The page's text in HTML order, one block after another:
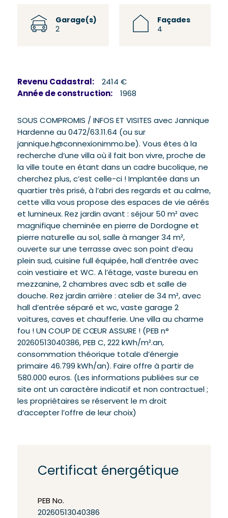
Garage(s)
2
Façades
4
Revenu Cadastral:
2414 €
Année de construction:
1968
SOUS COMPROMIS / INFOS ET VISITES avec Jannique
Hardenne au 0472/63.11.64 (ou sur
jannique.h@connexionimmo.be). Vous êtes à la
recherche d’une villa où il fait bon vivre, proche de
la ville toute en étant dans un cadre bucolique, ne
cherchez plus, c’est celle-ci ! Implantée dans un
quartier très prisé, à l’abri des regards et au calme,
cette villa vous propose des espaces de vie aérés
et lumineux. Rez jardin avant : séjour 50 m² avec
magnifique cheminée en pierre de Dordogne et
pierre naturelle au sol, salle à manger 34 m²,
ouverte sur une terrasse avec son point d’eau
plein sud, cuisine full équipée, hall d’entrée avec
coin vestiaire et WC. A l’étage, vaste bureau en
mezzanine, 2 chambres avec sdb et salle de
douche. Rez jardin arrière : atelier de 34 m², avec
hall d’entrée séparé et wc, vaste garage 2
voitures, caves et chaufferie. Une villa au charme
fou ! UN COUP DE CŒUR ASSURE ! (PEB n°
20260513040386, PEB C, 222 kWh/m².an,
consommation théorique totale d’énergie
primaire 46.799 kWh/an). Faire offre à partir de
580.000 euros. (Les informations publiées sur ce
site ont un caractère indicatif et non contractuel ;
les propriétaires se réservent le m droit
d’accepter l’offre de leur choix)
Certificat énergétique
PEB No.
20260513040386